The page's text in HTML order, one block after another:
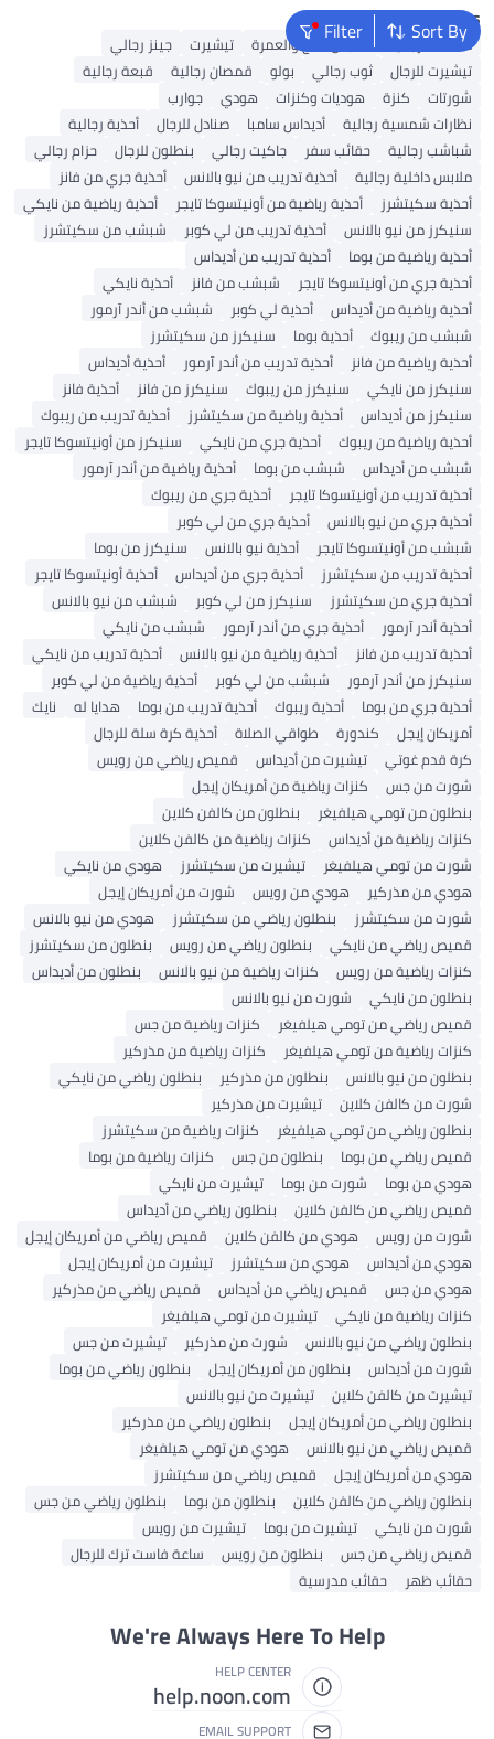
Sort By
FilterPopular Searches
محفظة رجالية ملابس الحج والعمرة تيشيرت
جينز رجالي
تيشيرت للرجال
ثوب رجالي بولو قمصان رجالية
قبعة رجالية
شورتات
كنزة هوديات وكنزات هودي
جوارب
نظارات شمسية رجالية
أديداس سامبا صنادل للرجال
أحذية رجالية
شباشب رجالية
حقائب سفر جاكيت رجالي بنطلون للرجال
حزام رجالي
ملابس داخلية رجالية
أحذية تدريب من نيو بالانس
أحذية جري من فانز
أحذية سكيتشرز
أحذية رياضية من أونيتسوكا تايجر
أحذية رياضية من نايكي
سنيكرز من نيو بالانس
أحذية تدريب من لي كوبر
شبشب من سكيتشرز
أحذية رياضية من بوما
أحذية تدريب من أديداس
أحذية جري من أونيتسوكا تايجر
شبشب من فانز
أحذية نايكي
أحذية رياضية من أديداس
أحذية لي كوبر
شبشب من أندر آرمور
شبشب من ريبوك
أحذية بوما
سنيكرز من سكيتشرز
أحذية رياضية من فانز
أحذية تدريب من أندر آرمور
أحذية أديداس
سنيكرز من نايكي
سنيكرز من ريبوك سنيكرز من فانز
أحذية فانز
سنيكرز من أديداس
أحذية رياضية من سكيتشرز
أحذية تدريب من ريبوك
أحذية رياضية من ريبوك
أحذية جري من نايكي
سنيكرز من أونيتسوكا تايجر
شبشب من أديداس
شبشب من بوما
أحذية رياضية من أندر آرمور
أحذية تدريب من أونيتسوكا تايجر
أحذية جري من ريبوك
أحذية جري من نيو بالانس
أحذية جري من لي كوبر
شبشب من أونيتسوكا تايجر
أحذية نيو بالانس
سنيكرز من بوما
أحذية تدريب من سكيتشرز
أحذية جري من أديداس
أحذية أونيتسوكا تايجر
أحذية جري من سكيتشرز
سنيكرز من لي كوبر
شبشب من نيو بالانس
أحذية أندر آرمور
أحذية جري من أندر آرمور
شبشب من نايكي
أحذية تدريب من فانز
أحذية رياضية من نيو بالانس
أحذية تدريب من نايكي
سنيكرز من أندر آرمور
شبشب من لي كوبر
أحذية رياضية من لي كوبر
أحذية جري من بوما
أحذية ريبوك أحذية تدريب من بوما هدايا له
نايك
أمريكان إيجل
كندورة طواقي الصلاة
أحذية كرة سلة للرجال
كرة قدم غوتي
تيشيرت من أديداس
قميص رياضي من رويس
شورت من جس
كنزات رياضية من أمريكان إيجل
بنطلون من تومي هيلفيغر
بنطلون من كالفن كلاين
كنزات رياضية من أديداس
كنزات رياضية من كالفن كلاين
شورت من تومي هيلفيغر
تيشيرت من سكيتشرز
هودي من نايكي
هودي من مذركير
هودي من رويس
شورت من أمريكان إيجل
شورت من سكيتشرز
بنطلون رياضي من سكيتشرز
هودي من نيو بالانس
قميص رياضي من نايكي
بنطلون رياضي من رويس
بنطلون من سكيتشرز
كنزات رياضية من رويس
كنزات رياضية من نيو بالانس
بنطلون من أديداس
بنطلون من نايكي
شورت من نيو بالانس
قميص رياضي من تومي هيلفيغر
كنزات رياضية من جس
كنزات رياضية من تومي هيلفيغر
كنزات رياضية من مذركير
بنطلون من نيو بالانس
بنطلون من مذركير
بنطلون رياضي من نايكي
شورت من كالفن كلاين
تيشيرت من مذركير
بنطلون رياضي من تومي هيلفيغر
كنزات رياضية من سكيتشرز
قميص رياضي من بوما
بنطلون من جس
كنزات رياضية من بوما
هودي من بوما
شورت من بوما
تيشيرت من نايكي
قميص رياضي من كالفن كلاين
بنطلون رياضي من أديداس
شورت من رويس
هودي من كالفن كلاين
قميص رياضي من أمريكان إيجل
هودي من أديداس
هودي من سكيتشرز
تيشيرت من أمريكان إيجل
هودي من جس
قميص رياضي من أديداس
قميص رياضي من مذركير
كنزات رياضية من نايكي
تيشيرت من تومي هيلفيغر
بنطلون رياضي من نيو بالانس
شورت من مذركير
تيشيرت من جس
شورت من أديداس
بنطلون من أمريكان إيجل
بنطلون رياضي من بوما
تيشيرت من كالفن كلاين
تيشيرت من نيو بالانس
بنطلون رياضي من أمريكان إيجل
بنطلون رياضي من مذركير
قميص رياضي من نيو بالانس
هودي من تومي هيلفيغر
هودي من أمريكان إيجل
قميص رياضي من سكيتشرز
بنطلون رياضي من كالفن كلاين
بنطلون من بوما
بنطلون رياضي من جس
شورت من نايكي
تيشيرت من بوما
تيشيرت من رويس
قميص رياضي من جس
بنطلون من رويس
ساعة فاست ترك للرجال
حقائب ظهر
حقائب مدرسية
We're Always Here To Help
HELP CENTER
help.noon.com
EMAIL SUPPORT